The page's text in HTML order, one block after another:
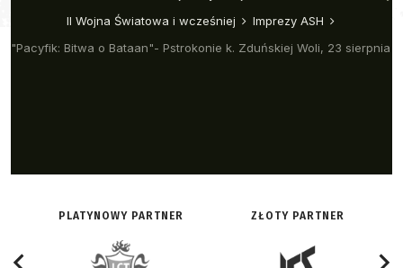
PLATYNOWY PARTNER ZŁOTY PARTNER